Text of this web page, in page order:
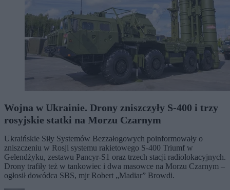
Wojna w Ukrainie. Drony zniszczyły S-400 i trzy
rosyjskie statki na Morzu Czarnym
Ukraińskie Siły Systemów Bezzałogowych poinformowały o
zniszczeniu w Rosji systemu rakietowego S-400 Triumf w
Gelendżyku, zestawu Pancyr-S1 oraz trzech stacji radiolokacyjnych.
Drony trafiły też w tankowiec i dwa masowce na Morzu Czarnym –
ogłosił dowódca SBS, mjr Robert „Madiar” Browdi.